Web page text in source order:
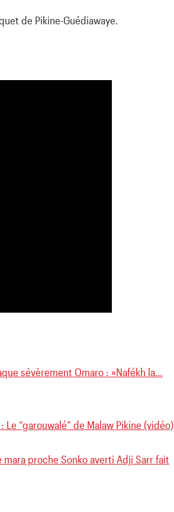
de Pikine-Guédiawaye.
sévèrement Omaro : »Nafékh la…
“garouwalé” de Malaw Pikine (vidéo)
proche Sonko averti Adji Sarr fait